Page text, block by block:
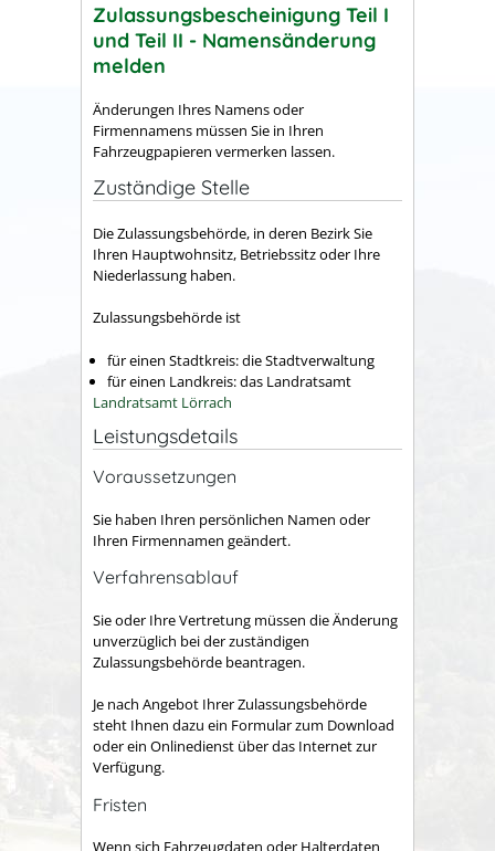
Zulassungsbescheinigung Teil I
und Teil II - Namensänderung
melden
Änderungen Ihres Namens oder
Firmennamens müssen Sie in Ihren
Fahrzeugpapieren vermerken lassen.
Zuständige Stelle
Die Zulassungsbehörde, in deren Bezirk Sie
Ihren Hauptwohnsitz, Betriebssitz oder Ihre
Niederlassung haben.
Zulassungsbehörde ist
für einen Stadtkreis: die Stadtverwaltung
für einen Landkreis: das Landratsamt
Landratsamt Lörrach
Leistungsdetails
Voraussetzungen
Sie haben Ihren persönlichen Namen oder
Ihren Firmennamen geändert.
Verfahrensablauf
Sie oder Ihre Vertretung müssen die Änderung
unverzüglich bei der zuständigen
Zulassungsbehörde beantragen.
Je nach Angebot Ihrer Zulassungsbehörde
steht Ihnen dazu ein Formular zum Download
oder ein Onlinedienst über das Internet zur
Verfügung.
Fristen